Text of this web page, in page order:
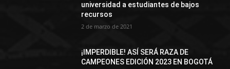
universidad a estudiantes de bajos
recursos
2 de marzo de 2021
¡IMPERDIBLE! ASÍ SERÁ RAZA DE
CAMPEONES EDICIÓN 2023 EN BOGOTÁ